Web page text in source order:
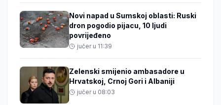
Novi napad u Sumskoj oblasti: Ruski
dron pogodio pijacu, 10 ljudi
povrijeđeno
jučer u 11:39
Zelenski smijenio ambasadore u
Hrvatskoj, Crnoj Gori i Albaniji
jučer u 08:03